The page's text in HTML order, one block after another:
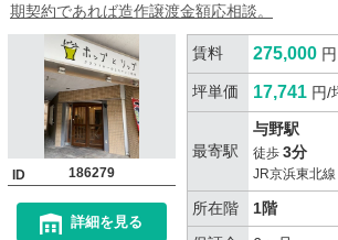
期契約であれば造作譲渡金額応相談。
ID 186279
詳細を見る
賃料 275,000 円
坪単価 17,741 円/
最寄駅
与野駅
徒歩 3分
JR京浜東北線
所在階
1階